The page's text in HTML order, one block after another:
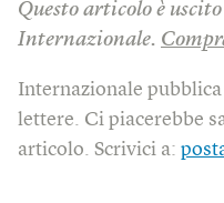
Questo articolo è
Internazionale.
Internazionale
lettere. Ci piacerebbe
articolo. Scrivici a: